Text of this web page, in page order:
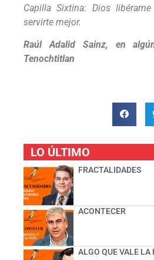
Capilla Sixtina: Dios
servirte mejor.
Raúl Adalid Sainz, en
Tenochtitlan
LO ÚLTIMO
FRACTALIDADES
ACONTECER
ALGO QUE VALE LA